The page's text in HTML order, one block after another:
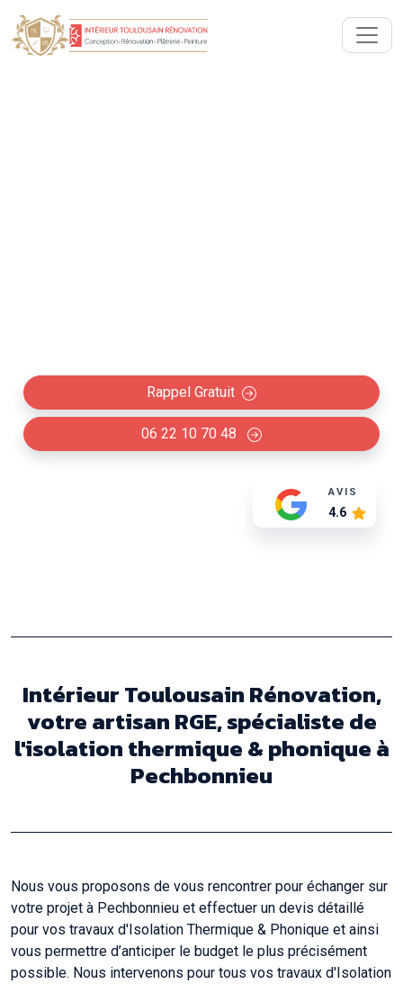
Rappel Gratuit
06 22 10 70 48
AVIS
4.6
Intérieur Toulousain Rénovation,
votre artisan RGE, spécialiste de
l'isolation thermique & phonique à
Pechbonnieu
Nous vous proposons de vous rencontrer pour échanger sur
votre projet à Pechbonnieu et effectuer un devis détaillé
pour vos travaux d'Isolation Thermique & Phonique et ainsi
vous permettre d’anticiper le budget le plus précisément
possible. Nous intervenons pour tous vos travaux d'Isolation